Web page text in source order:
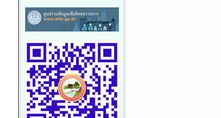
โปร่งใสและป้องกันการ
ทุจริตภายในหน่วยงาน